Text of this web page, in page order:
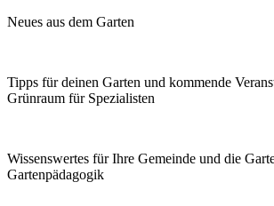
Neues aus dem Garten
Tipps für deinen Garten und kommende
Grünraum für Spezialisten
Wissenswertes für Ihre Gemeinde und die
Garten­pädagogik